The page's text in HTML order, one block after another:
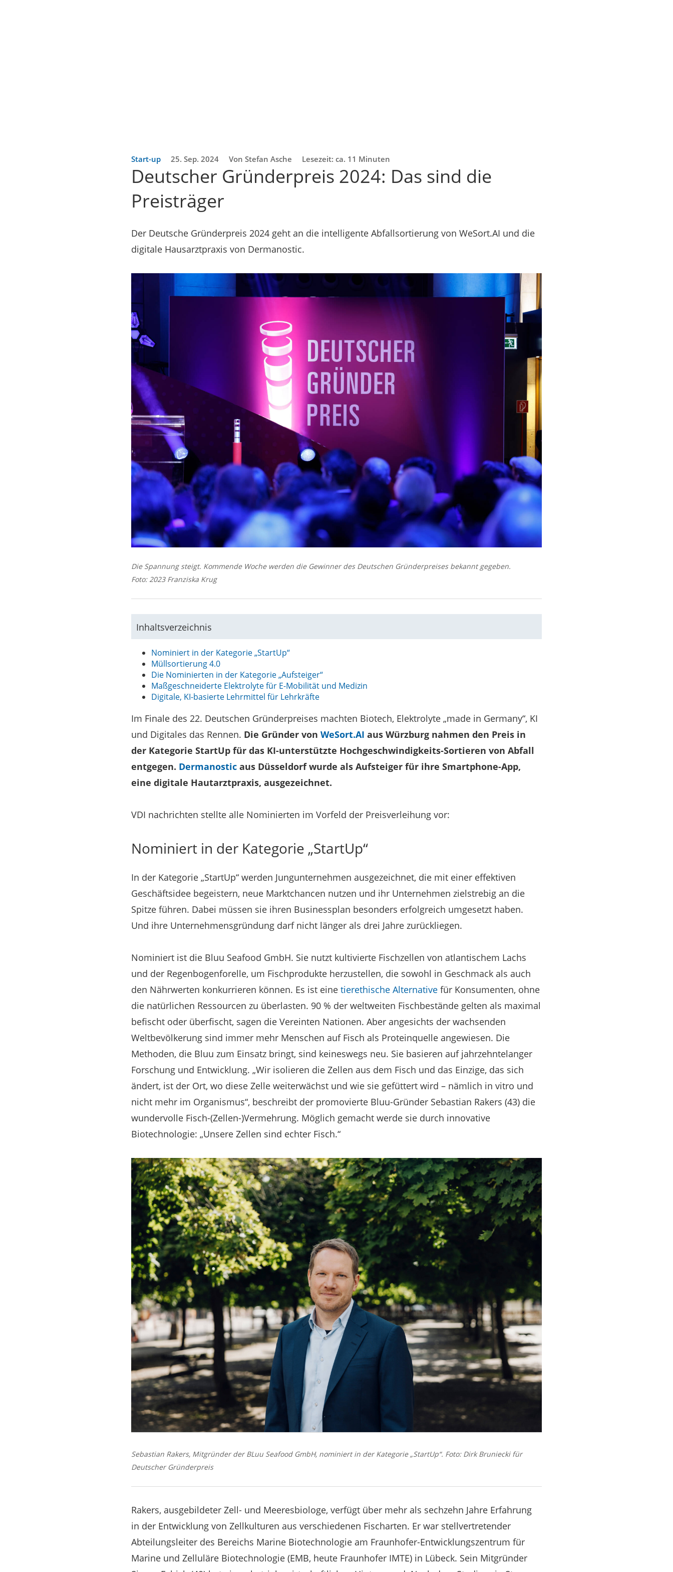
Start-up 25. Sep. 2024 Von Stefan Asche Lesezeit: ca. 11 Minuten
Deutscher Gründerpreis 2024: Das sind die
Preisträger
Der Deutsche Gründerpreis 2024 geht an die intelligente Abfallsortierung von WeSort.AI und die
digitale Hausarztpraxis von Dermanostic.
Die Spannung steigt. Kommende Woche werden die Gewinner des Deutschen Gründerpreises bekannt gegeben.
Foto: 2023 Franziska Krug
Inhaltsverzeichnis
Nominiert in der Kategorie „StartUp“
Müllsortierung 4.0
Die Nominierten in der Kategorie „Aufsteiger“
Maßgeschneiderte Elektrolyte für E-Mobilität und Medizin
Digitale, KI-basierte Lehrmittel für Lehrkräfte
Im Finale des 22. Deutschen Gründerpreises machten Biotech, Elektrolyte „made in Germany“, KI
und Digitales das Rennen. Die Gründer von WeSort.AI aus Würzburg nahmen den Preis in
der Kategorie StartUp für das KI-unterstützte Hochgeschwindigkeits-Sortieren von Abfall
entgegen. Dermanostic aus Düsseldorf wurde als Aufsteiger für ihre Smartphone-App,
eine digitale Hautarztpraxis, ausgezeichnet.
VDI nachrichten stellte alle Nominierten im Vorfeld der Preisverleihung vor:
Nominiert in der Kategorie „StartUp“
In der Kategorie „StartUp“ werden Jungunternehmen ausgezeichnet, die mit einer effektiven
Geschäftsidee begeistern, neue Marktchancen nutzen und ihr Unternehmen zielstrebig an die
Spitze führen. Dabei müssen sie ihren Businessplan besonders erfolgreich umgesetzt haben.
Und ihre Unternehmensgründung darf nicht länger als drei Jahre zurückliegen.
Nominiert ist die Bluu Seafood GmbH. Sie nutzt kultivierte Fischzellen von atlantischem Lachs
und der Regenbogenforelle, um Fischprodukte herzustellen, die sowohl in Geschmack als auch
den Nährwerten konkurrieren können. Es ist eine tierethische Alternative für Konsumenten, ohne
die natürlichen Ressourcen zu überlasten. 90 % der weltweiten Fischbestände gelten als maximal
befischt oder überfischt, sagen die Vereinten Nationen. Aber angesichts der wachsenden
Weltbevölkerung sind immer mehr Menschen auf Fisch als Proteinquelle angewiesen. Die
Methoden, die Bluu zum Einsatz bringt, sind keineswegs neu. Sie basieren auf jahrzehntelanger
Forschung und Entwicklung. „Wir isolieren die Zellen aus dem Fisch und das Einzige, das sich
ändert, ist der Ort, wo diese Zelle weiterwächst und wie sie gefüttert wird – nämlich in vitro und
nicht mehr im Organismus“, beschreibt der promovierte Bluu-Gründer Sebastian Rakers (43) die
wundervolle Fisch-(Zellen-)Vermehrung. Möglich gemacht werde sie durch innovative
Biotechnologie: „Unsere Zellen sind echter Fisch.“
Sebastian Rakers, Mitgründer der BLuu Seafood GmbH, nominiert in der Kategorie „StartUp“. Foto: Dirk Bruniecki für
Deutscher Gründerpreis
Rakers, ausgebildeter Zell- und Meeresbiologe, verfügt über mehr als sechzehn Jahre Erfahrung
in der Entwicklung von Zellkulturen aus verschiedenen Fischarten. Er war stellvertretender
Abteilungsleiter des Bereichs Marine Biotechnologie am Fraunhofer-Entwicklungszentrum für
Marine und Zelluläre Biotechnologie (EMB, heute Fraunhofer IMTE) in Lübeck. Sein Mitgründer